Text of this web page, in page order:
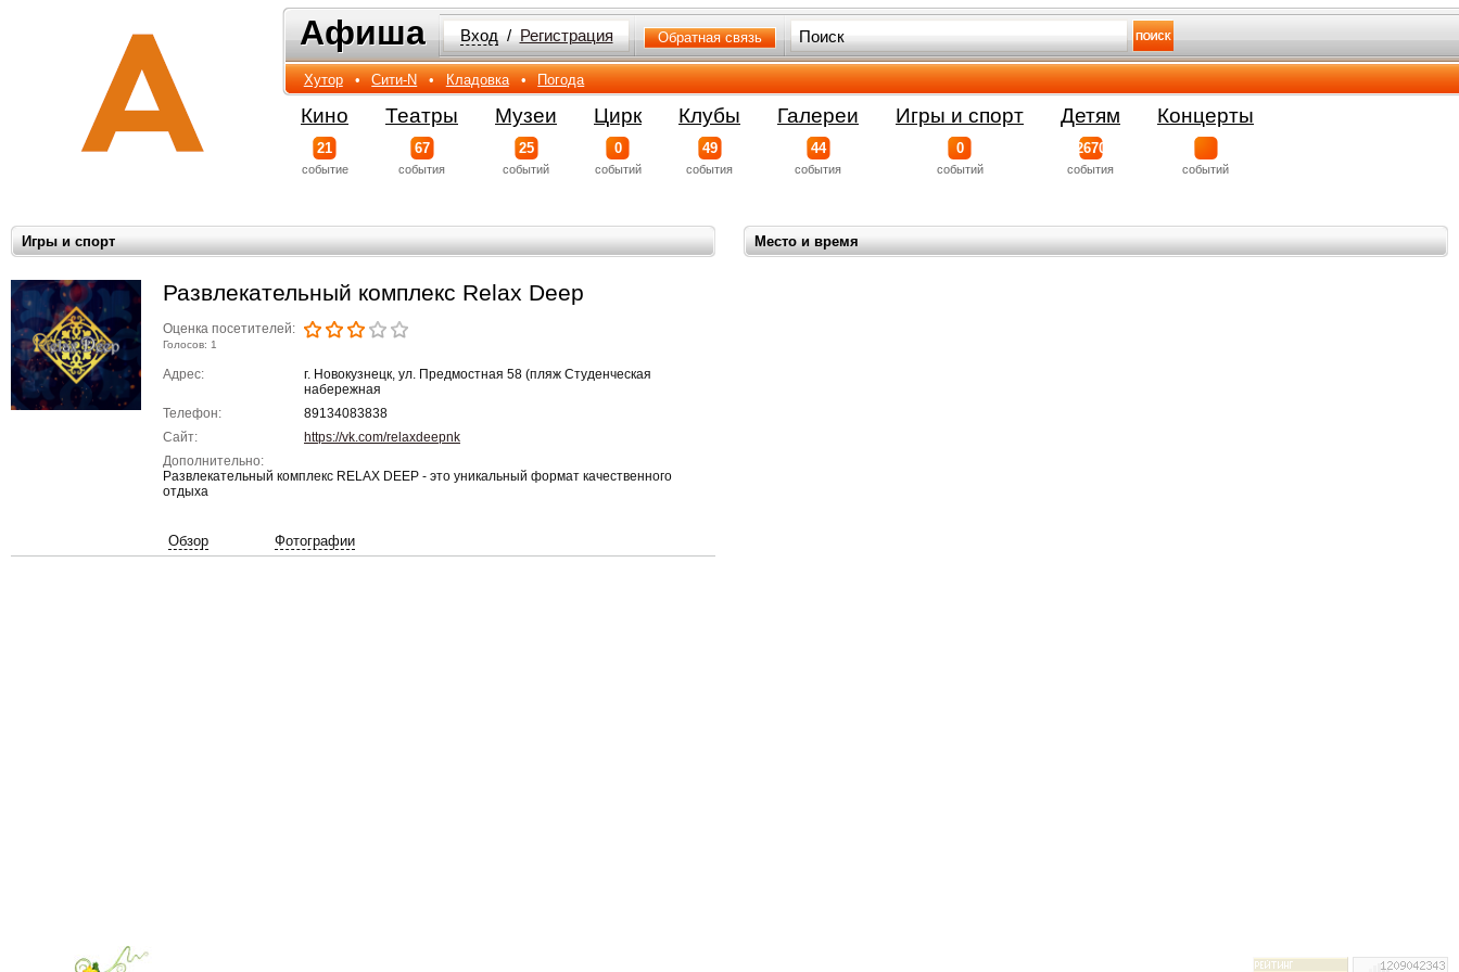
Афиша
Афиша Вход / Регистрация Обратная связь
Хутор • Сити-N • Кладовка • Погода
Кино
21
событиe
Театры
67
события
Музеи
25
событий
Цирк
0
событий
Клубы
49
события
Галереи
44
события
Игры и спорт
0
событий
Детям
2670
события
Концерты
событий
Место и время
Игры и спорт
Развлекательный комплекс Relax Deep
Оценка посетителей:
Голосов: 1
Адрес:
г. Новокузнецк, ул. Предмостная 58 (пляж Студенческая
набережная
Телефон:
89134083838
Сайт:
https://vk.com/relaxdeepnk
Дополнительно:
Развлекательный комплекс RELAX DEEP - это уникальный формат качественного
отдыха
Обзор Фотографии